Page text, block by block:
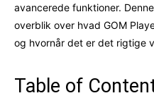
avancerede funktioner.
overblik over hvad GOM
og hvornår det er det rigtige
Table of